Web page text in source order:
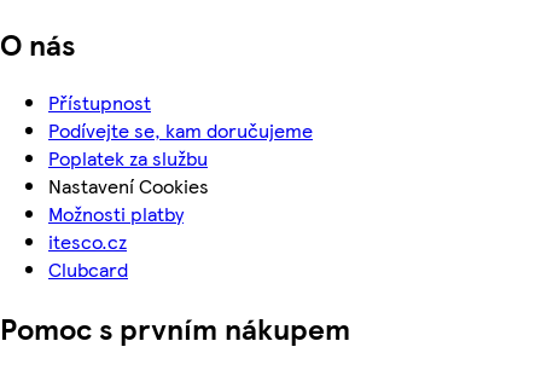
O nás
Přístupnost
Podívejte se, kam doručujeme
Poplatek za službu
Nastavení Cookies
Možnosti platby
itesco.cz
Clubcard
Pomoc s prvním nákupem